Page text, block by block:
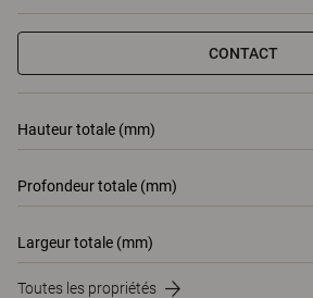
CONTACT
Hauteur totale (mm)
Profondeur totale (mm)
Largeur totale (mm)
Toutes les propriétés